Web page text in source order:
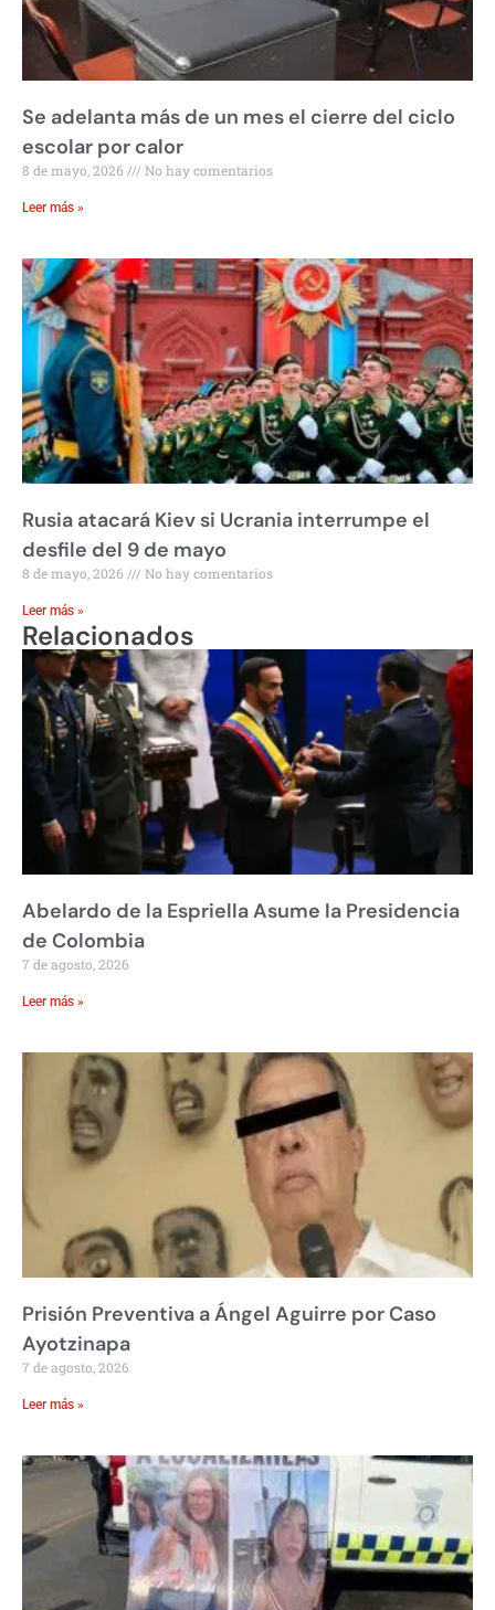
Se adelanta más de un mes el cierre del ciclo
escolar por calor
8 de mayo, 2026 No hay comentarios
Leer más »
Rusia atacará Kiev si Ucrania interrumpe el
desfile del 9 de mayo
8 de mayo, 2026 No hay comentarios
Leer más »
Relacionados
Abelardo de la Espriella Asume la Presidencia
de Colombia
7 de agosto, 2026
Leer más »
Prisión Preventiva a Ángel Aguirre por Caso
Ayotzinapa
7 de agosto, 2026
Leer más »